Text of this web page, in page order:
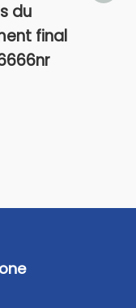
du
final